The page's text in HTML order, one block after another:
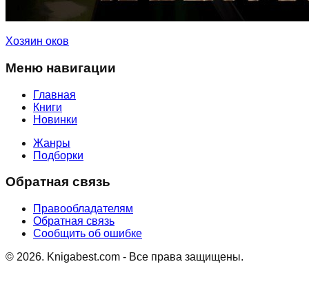
Хозяин оков
Меню навигации
Главная
Книги
Новинки
Жанры
Подборки
Обратная связь
Правообладателям
Обратная связь
Сообщить об ошибке
© 2026. Knigabest.com - Все права защищены.